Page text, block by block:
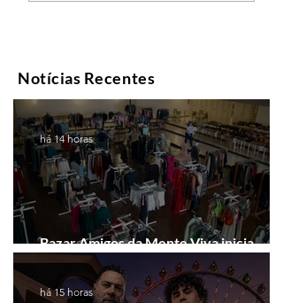
Notícias Recentes
Bazar Amigos da Mente Viva inicia
arrecadação em Gramado e Canela
há 14 horas
há 15 horas